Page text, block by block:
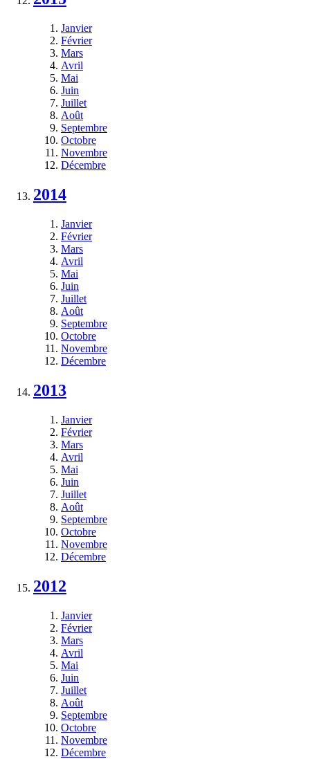
Janvier
Février
Mars
Avril
Mai
Juin
Juillet
Août
Septembre
Octobre
Novembre
Décembre
2014
Janvier
Février
Mars
Avril
Mai
Juin
Juillet
Août
Septembre
Octobre
Novembre
Décembre
2013
Janvier
Février
Mars
Avril
Mai
Juin
Juillet
Août
Septembre
Octobre
Novembre
Décembre
2012
Janvier
Février
Mars
Avril
Mai
Juin
Juillet
Août
Septembre
Octobre
Novembre
Décembre